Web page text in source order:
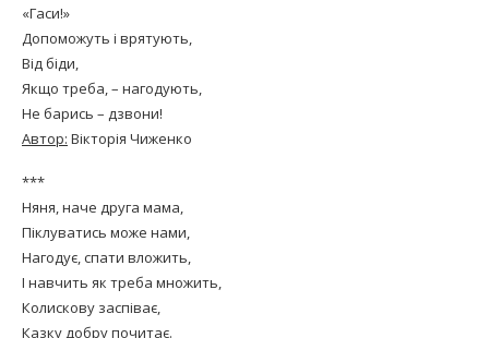
«Гаси!»
Допоможуть і врятують,
Від біди,
Якщо треба, – нагодують,
Не барись – дзвони!
Автор: Вікторія Чиженко
***
Няня, наче друга мама,
Піклуватись може нами,
Нагодує, спати вложить,
І навчить як треба множить,
Колискову заспіває,
Казку добру почитає.